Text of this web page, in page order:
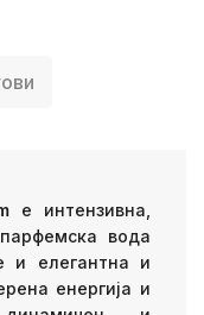
е интензивна,
вода
и елегантна и
енергија и